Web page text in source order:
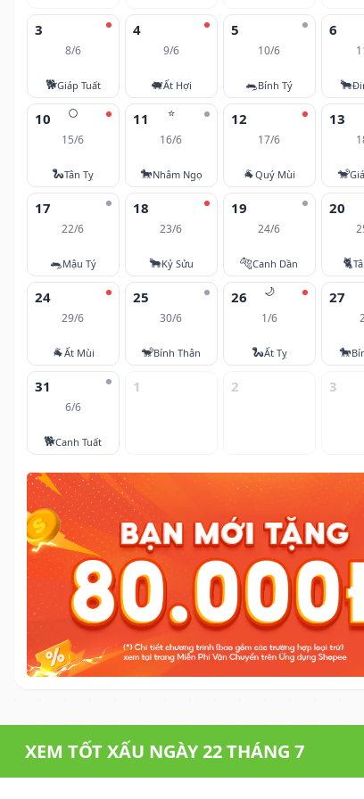
3
8/6
🐕Giáp Tuất
4
9/6
🐖Ất Hợi
5
10/6
🐀Bính Tý
6
🐂
🌕
10
15/6
🐍Tân Tỵ
⭐
11
16/6
🐎Nhâm Ngọ
12
17/6
🐐Quý Mùi
13
🐒
17
22/6
🐀Mậu Tý
18
23/6
🐂Kỷ Sửu
19
24/6
🐅Canh Dần
20
🐈
24
29/6
🐐Ất Mùi
25
30/6
🐒Bính Thân
🌙
26
1/6
🐍Ất Tỵ
27
🐎
31
6/6
🐕Canh Tuất
1 2 3
XEM TỐT XẤU NGÀY 22 THÁNG 7